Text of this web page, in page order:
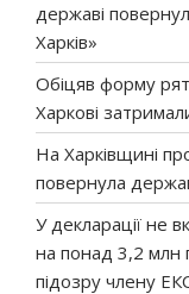
державі
Харків»
Обіцяв форму
Харкові
На Харківщині
повернула
У декларації не
на понад 3,2 млн
підозру члену